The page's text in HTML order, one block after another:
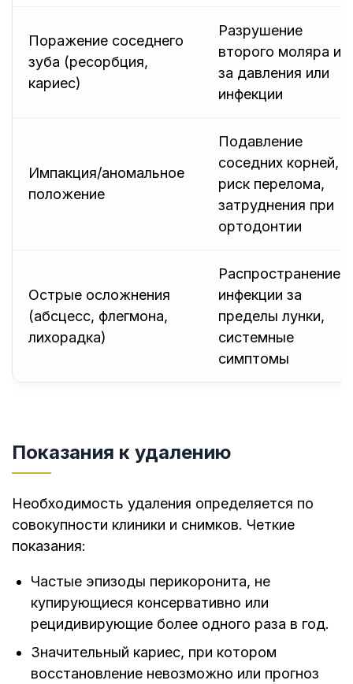
Поражение соседнего
зуба (ресорбция,
кариес)
Разрушение
второго моляра
за давления или
инфекции
Импакция/аномальное
положение
Подавление
соседних корней,
риск перелома,
затруднения при
ортодонтии
Острые осложнения
(абсцесс, флегмона,
лихорадка)
Распространение
инфекции за
пределы лунки,
системные
симптомы
Показания к удалению
Необходимость удаления определяется по
совокупности клиники и снимков. Четкие
показания:
Частые эпизоды перикоронита, не
купирующиеся консервативно или
рецидивирующие более одного раза в год.
Значительный кариес, при котором
восстановление невозможно или прогноз